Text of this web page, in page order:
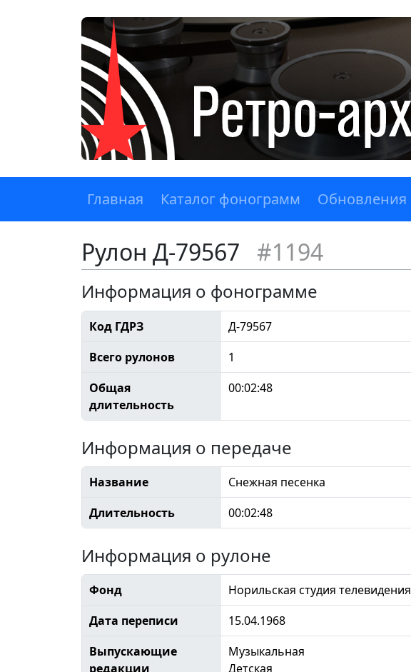
Главная Каталог фонограмм Обновления
Рулон Д-79567 #1194
Информация о фонограмме
Код ГДРЗ
Д-79567
Всего рулонов
1
Общая
длительность
00:02:48
Информация о передаче
Название
Снежная песенка
Длительность
00:02:48
Информация о рулоне
Фонд
Норильская студия телевидения
Дата переписи
15.04.1968
Выпускающие
редакции
Музыкальная
Детская